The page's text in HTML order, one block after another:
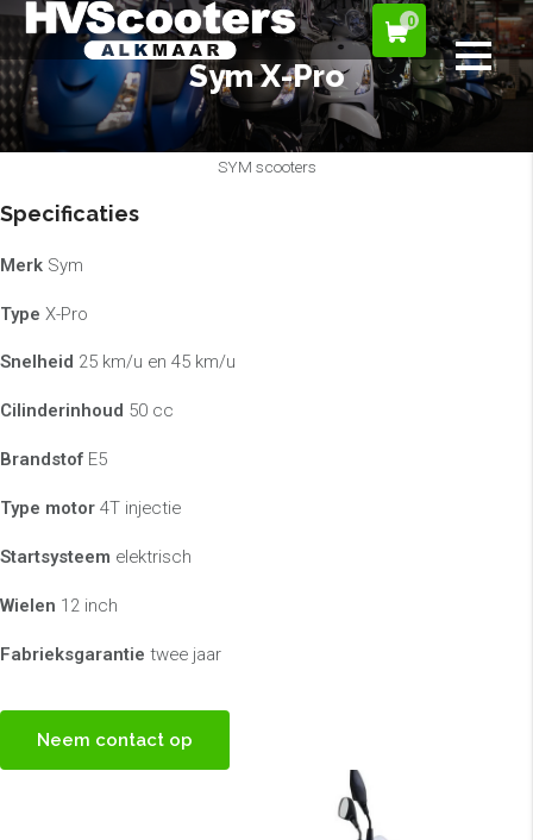
0
Sym X-Pro
SYM scooters
Specificaties
Merk Sym
Type X-Pro
Snelheid 25 km/u en 45 km/u
Cilinderinhoud 50 cc
Brandstof E5
Type motor 4T injectie
Startsysteem elektrisch
Wielen 12 inch
Fabrieksgarantie twee jaar
Neem contact op